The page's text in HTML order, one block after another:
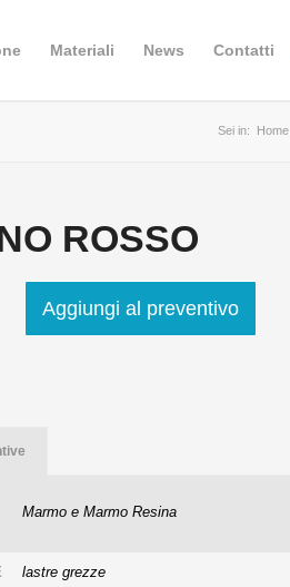
Materiali News Contatti
Sei in: Home
ROSSO
Aggiungi al preventivo
Marmo e Marmo Resina
lastre grezze